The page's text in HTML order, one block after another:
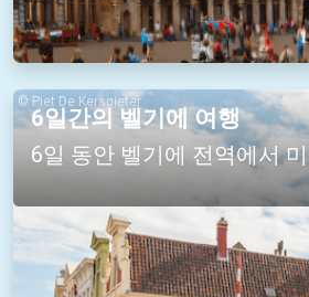
6일간의 벨기에 여행
6일 동안 벨기에 전역에서
© Piet De Kersgieter